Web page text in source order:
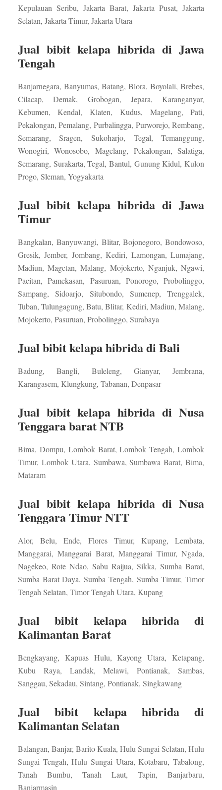
Kepulauan Seribu, Jakarta Barat, Jakarta Pusat, Jakarta
Selatan, Jakarta Timur, Jakarta Utara
Jual bibit kelapa hibrida di Jawa
Tengah
Banjarnegara, Banyumas, Batang, Blora, Boyolali, Brebes,
Cilacap, Demak, Grobogan, Jepara, Karanganyar,
Kebumen, Kendal, Klaten, Kudus, Magelang, Pati,
Pekalongan, Pemalang, Purbalingga, Purworejo, Rembang,
Semarang, Sragen, Sukoharjo, Tegal, Temanggung,
Wonogiri, Wonosobo, Magelang, Pekalongan, Salatiga,
Semarang, Surakarta, Tegal, Bantul, Gunung Kidul, Kulon
Progo, Sleman, Yogyakarta
Jual bibit kelapa hibrida di Jawa
Timur
Bangkalan, Banyuwangi, Blitar, Bojonegoro, Bondowoso,
Gresik, Jember, Jombang, Kediri, Lamongan, Lumajang,
Madiun, Magetan, Malang, Mojokerto, Nganjuk, Ngawi,
Pacitan, Pamekasan, Pasuruan, Ponorogo, Probolinggo,
Sampang, Sidoarjo, Situbondo, Sumenep, Trenggalek,
Tuban, Tulungagung, Batu, Blitar, Kediri, Madiun, Malang,
Mojokerto, Pasuruan, Probolinggo, Surabaya
Jual bibit kelapa hibrida di Bali
Badung, Bangli, Buleleng, Gianyar, Jembrana,
Karangasem, Klungkung, Tabanan, Denpasar
Jual bibit kelapa hibrida di Nusa
Tenggara barat NTB
Bima, Dompu, Lombok Barat, Lombok Tengah, Lombok
Timur, Lombok Utara, Sumbawa, Sumbawa Barat, Bima,
Mataram
Jual bibit kelapa hibrida di Nusa
Tenggara Timur NTT
Alor, Belu, Ende, Flores Timur, Kupang, Lembata,
Manggarai, Manggarai Barat, Manggarai Timur, Ngada,
Nagekeo, Rote Ndao, Sabu Raijua, Sikka, Sumba Barat,
Sumba Barat Daya, Sumba Tengah, Sumba Timur, Timor
Tengah Selatan, Timor Tengah Utara, Kupang
Jual bibit kelapa hibrida di
Kalimantan Barat
Bengkayang, Kapuas Hulu, Kayong Utara, Ketapang,
Kubu Raya, Landak, Melawi, Pontianak, Sambas,
Sanggau, Sekadau, Sintang, Pontianak, Singkawang
Jual bibit kelapa hibrida di
Kalimantan Selatan
Balangan, Banjar, Barito Kuala, Hulu Sungai Selatan, Hulu
Sungai Tengah, Hulu Sungai Utara, Kotabaru, Tabalong,
Tanah Bumbu, Tanah Laut, Tapin, Banjarbaru,
Banjarmasin